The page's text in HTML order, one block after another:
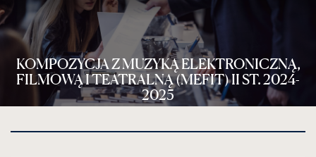
KOMPOZYCJA Z MUZYKĄ ELEKTRONICZNĄ,
FILMOWĄ I TEATRALNĄ (MEFIT) II ST. 2024-
2025